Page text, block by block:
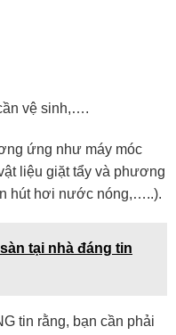
vệ sinh,….
ứng như máy móc
liệu giặt tẩy và phương
hút hơi nước nóng,…..).
tại nhà đáng tin
tin rằng, bạn cần phải